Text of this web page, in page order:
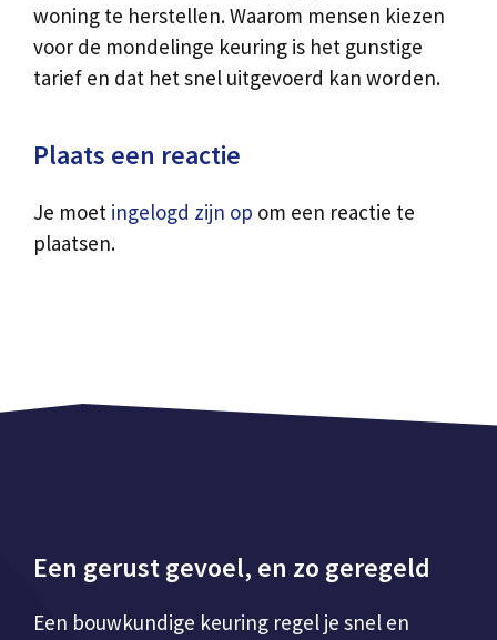
woning te herstellen. Waarom mensen kiezen
voor de mondelinge keuring is het gunstige
tarief en dat het snel uitgevoerd kan worden.
Plaats een reactie
Je moet ingelogd zijn op om een reactie te
plaatsen.
Een gerust gevoel, en zo geregeld
Een bouwkundige keuring regel je snel en